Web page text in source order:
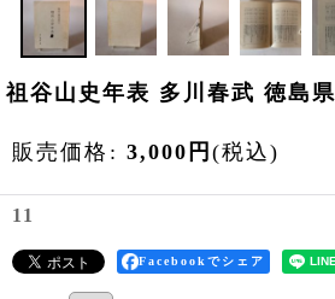
祖谷山史年表 多川春武 徳島県
販売価格 : 3,000 円 (税込)
11
Facebookでシェア